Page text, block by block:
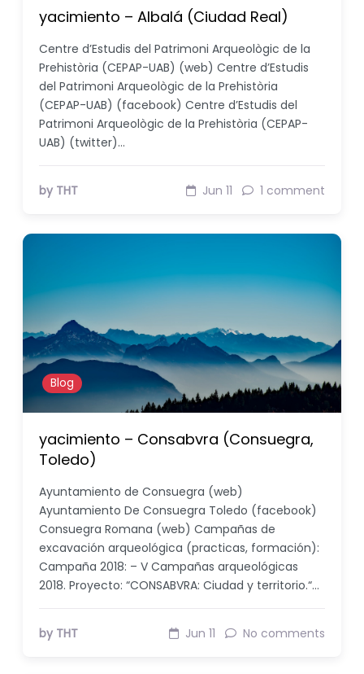
yacimiento – Albalá (Ciudad Real)
Centre d’Estudis del Patrimoni Arqueològic de la
Prehistòria (CEPAP-UAB) (web) Centre d’Estudis
del Patrimoni Arqueològic de la Prehistòria
(CEPAP-UAB) (facebook) Centre d’Estudis del
Patrimoni Arqueològic de la Prehistòria (CEPAP-
UAB) (twitter)…
by THT Jun 11 1 comment
Blog
yacimiento – Consabvra (Consuegra,
Toledo)
Ayuntamiento de Consuegra (web)
Ayuntamiento De Consuegra Toledo (facebook)
Consuegra Romana (web) Campañas de
excavación arqueológica (practicas, formación):
Campaña 2018: – V Campañas arqueológicas
2018. Proyecto: “CONSABVRA: Ciudad y territorio.“…
by THT Jun 11 No comments